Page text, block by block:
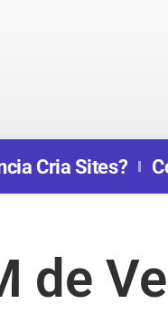
Cria Sites?
de